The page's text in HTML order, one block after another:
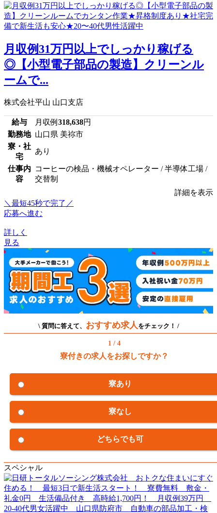
月収例31万円以上でしっかり稼げる
◎【小型電子部品の製造】クリーンル
ームで...
株式会社平山 山口支店
給与 月収例 318,638円
勤務地 山口県 美祢市
寮・社
宅
あり
仕事内
容
コーヒーの検品・機械オペレーター / 半導体工場 /
交替制
詳細を表示
＼最短45秒で完了／
応募へ進む
詳しく
見る
\ 質問に答えて、 おすすめ求人 をチェック！ /
1 / 4
寮付きの求人をお探しですか？
寮あり
寮なし
どちらでも可
スペシャル